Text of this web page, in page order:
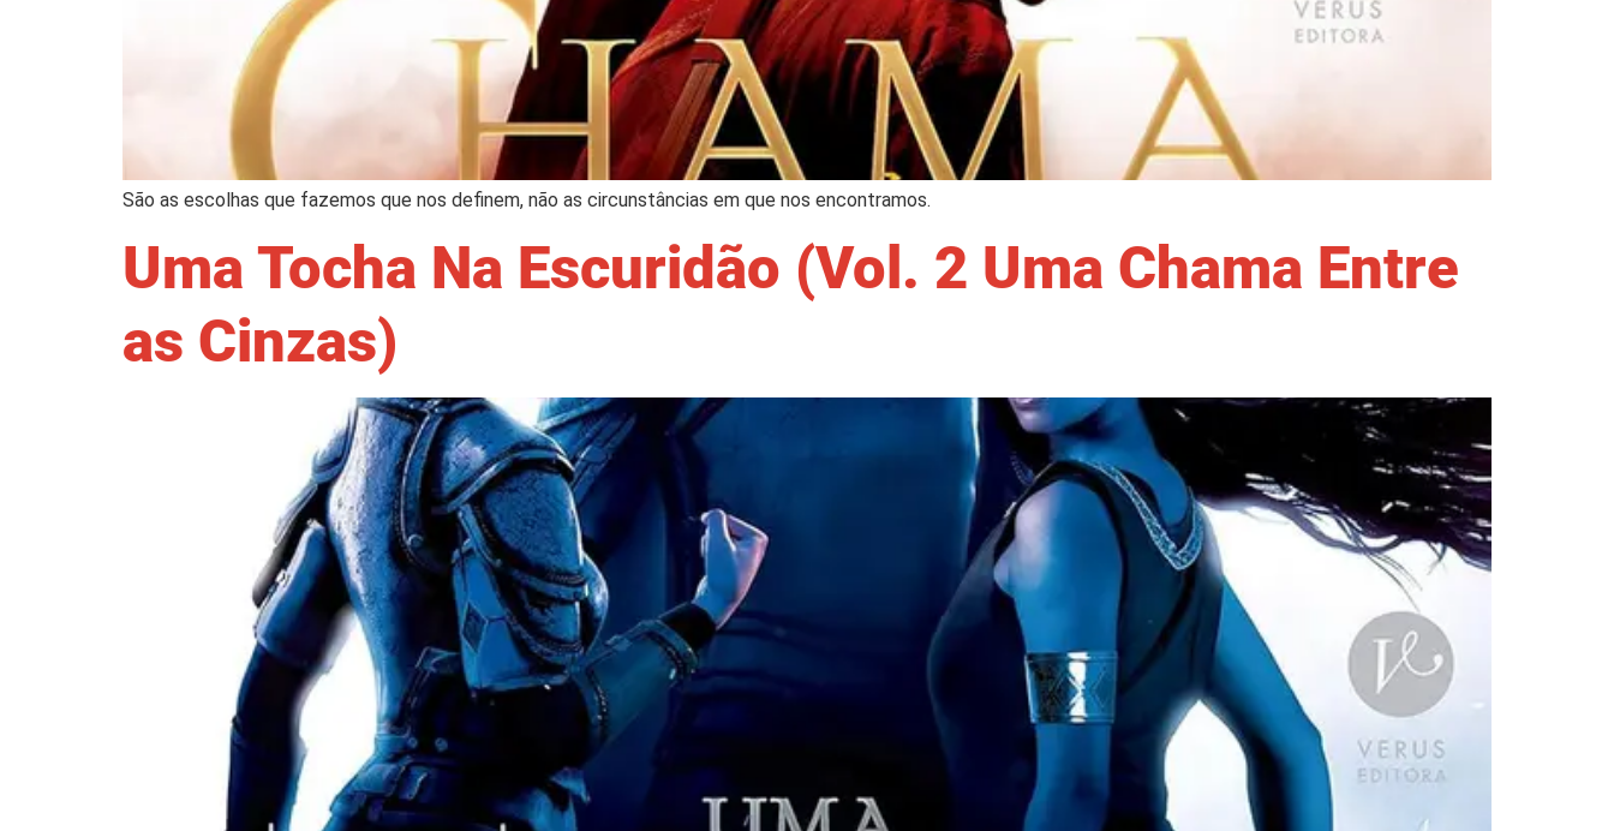
São as escolhas que fazemos que nos definem, não as circunstâncias em que nos encontramos.
Uma Tocha Na Escuridão (Vol. 2 Uma Chama Entre
as Cinzas)